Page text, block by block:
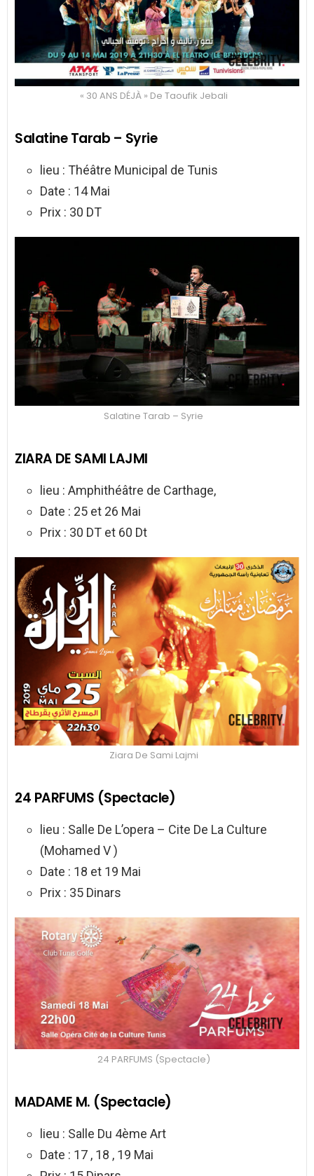
« 30 ANS DÉJÀ » De Taoufik Jebali
Salatine Tarab – Syrie
lieu : Théâtre Municipal de Tunis
Date : 14 Mai
Prix : 30 DT
Salatine Tarab – Syrie
ZIARA DE SAMI LAJMI
lieu : Amphithéâtre de Carthage,
Date : 25 et 26 Mai
Prix : 30 DT et 60 Dt
Ziara De Sami Lajmi
24 PARFUMS (Spectacle)
lieu : Salle De L’opera – Cite De La Culture
(Mohamed V )
Date : 18 et 19 Mai
Prix : 35 Dinars
24 PARFUMS (Spectacle)
MADAME M. (Spectacle)
lieu : Salle Du 4ème Art
Date : 17 , 18 , 19 Mai